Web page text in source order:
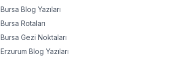
Bursa Blog Yazıları
Bursa Rotaları
Bursa Gezi Noktaları
Erzurum Blog Yazıları